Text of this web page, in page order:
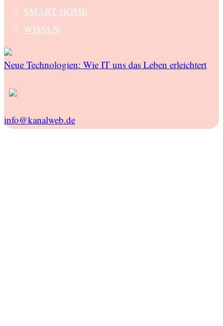
SMART HOME
WISSEN
Neue Technologien: Wie IT uns das Leben erleichtert
info@kanalweb.de